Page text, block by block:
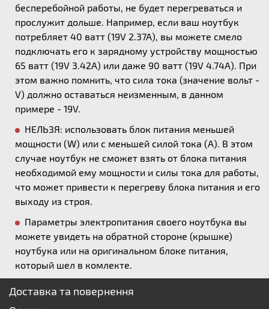
бесперебойной работы, не будет перегреваться и
прослужит дольше. Например, если ваш ноутбук
потребляет 40 ватт (19V 2.37A), вы можете смело
подключать его к зарядному устройству мощностью
65 ватт (19V 3.42A) или даже 90 ватт (19V 4.74A). При
этом важно помнить, что сила тока (значение вольт -
V) должно оставаться неизменным, в данном
примере - 19V.
НЕЛЬЗЯ: использовать блок питания меньшей
мощности (W) или с меньшей силой тока (А). В этом
случае ноутбук не сможет взять от блока питания
необходимой ему мощности и силы тока для работы,
что может привести к перегреву блока питания и его
выходу из строя.
Параметры электропитания своего ноутбука вы
можете увидеть на обратной стороне (крышке)
ноутбука или на оригинальном блоке питания,
который шел в комлекте.
Доставка та повернення